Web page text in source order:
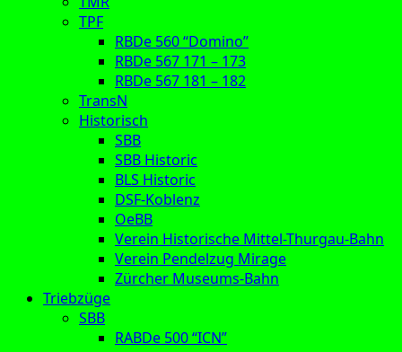
TPF
RBDe 560 “Domino”
RBDe 567 171 – 173
RBDe 567 181 – 182
TransN
Historisch
SBB
SBB Historic
BLS Historic
DSF-Koblenz
OeBB
Verein Historische Mittel-Thurgau-Bahn
Verein Pendelzug Mirage
Zürcher Museums-Bahn
Triebzüge
SBB
RABDe 500 “ICN”